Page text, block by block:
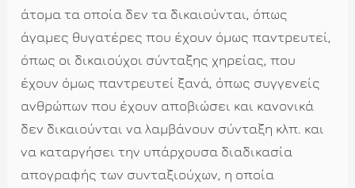
άτομα τα οποία δεν τα δικαιούνται, όπως
άγαμες θυγατέρες που έχουν όμως παντρευτεί,
όπως οι δικαιούχοι σύνταξης χηρείας, που
έχουν όμως παντρευτεί ξανά, όπως συγγενείς
ανθρώπων που έχουν αποβιώσει και κανονικά
δεν δικαιούνται να λαμβάνουν σύνταξη κλπ. και
να καταργήσει την υπάρχουσα διαδικασία
απογραφής των συνταξιούχων, η οποία